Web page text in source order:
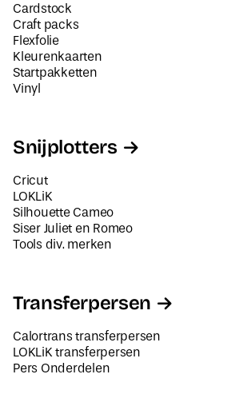
Cardstock
Craft packs
Flexfolie
Kleurenkaarten
Startpakketten
Vinyl
Snijplotters
Cricut
LOKLiK
Silhouette Cameo
Siser Juliet en Romeo
Tools div. merken
Transferpersen
Calortrans transferpersen
LOKLiK transferpersen
Pers Onderdelen